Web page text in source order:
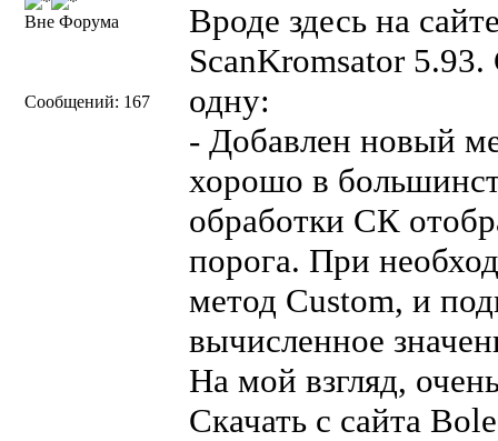
Вне Форума
Сообщений: 167
Вроде здесь на
ScanKromsator
одну:
- Добавлен новый
хорошо в
обработки СК
порога. При
метод Custom, и
вычисленное
На мой взгляд,
Скачать с сайта